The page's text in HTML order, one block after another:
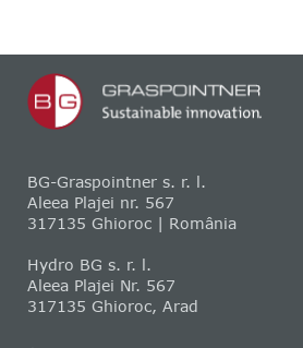
BG-Graspointner s. r. l.
Aleea Plajei nr. 567
317135 Ghioroc | România
Hydro BG s. r. l.
Aleea Plajei Nr. 567
317135 Ghioroc, Arad